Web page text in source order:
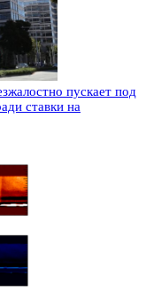
пускает под
ставки на